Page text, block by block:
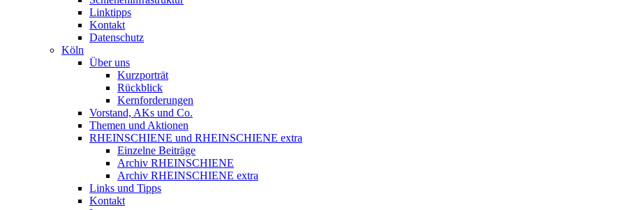
Linktipps
Kontakt
Datenschutz
Köln
Über uns
Kurzporträt
Rückblick
Kernforderungen
Vorstand, AKs und Co.
Themen und Aktionen
RHEINSCHIENE und RHEINSCHIENE extra
Einzelne Beiträge
Archiv RHEINSCHIENE
Archiv RHEINSCHIENE extra
Links und Tipps
Kontakt